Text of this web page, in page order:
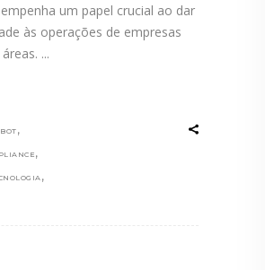
um papel crucial ao dar
às operações de empresas
,
,
,